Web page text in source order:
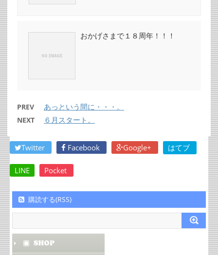
おかげさまで１８周年！！！
PREV あっという間に・・・。
NEXT ６月スタート。
Twitter Facebook Google+ はてブ
LINE Pocket
購読する(RSS)